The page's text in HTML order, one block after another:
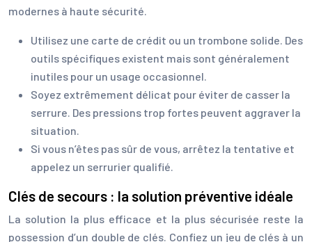
modernes à haute sécurité.
Utilisez une carte de crédit ou un trombone solide. Des
outils spécifiques existent mais sont généralement
inutiles pour un usage occasionnel.
Soyez extrêmement délicat pour éviter de casser la
serrure. Des pressions trop fortes peuvent aggraver la
situation.
Si vous n’êtes pas sûr de vous, arrêtez la tentative et
appelez un serrurier qualifié.
Clés de secours : la solution préventive idéale
La solution la plus efficace et la plus sécurisée reste la
possession d’un double de clés. Confiez un jeu de clés à un